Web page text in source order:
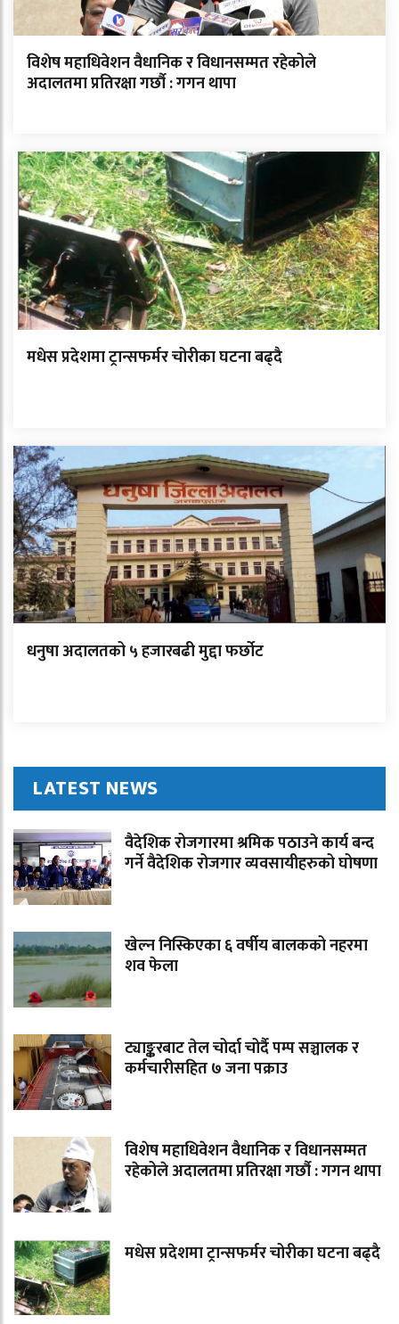
विशेष महाधिवेशन वैधानिक र विधानसम्मत रहेकोले
अदालतमा प्रतिरक्षा गर्छौ : गगन थापा
मधेस प्रदेशमा ट्रान्सफर्मर चोरीका घटना बढ्दै
धनुषा अदालतको ५ हजारबढी मुद्दा फर्छोट
LATEST NEWS
वैदेशिक रोजगारमा श्रमिक पठाउने कार्य बन्द
गर्ने वैदेशिक रोजगार व्यवसायीहरुको घोषणा
खेल्न निस्किएका ६ वर्षीय बालकको नहरमा
शव फेला
ट्याङ्करबाट तेल चोर्दा चोर्दै पम्प सञ्चालक र
कर्मचारीसहित ७ जना पक्राउ
विशेष महाधिवेशन वैधानिक र विधानसम्मत
रहेकोले अदालतमा प्रतिरक्षा गर्छौ : गगन थापा
मधेस प्रदेशमा ट्रान्सफर्मर चोरीका घटना बढ्दै